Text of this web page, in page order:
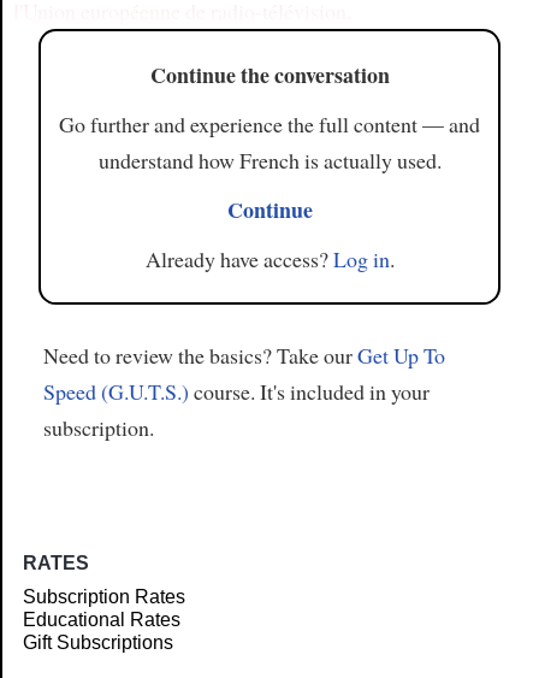
Continue the conversation
Go further and experience the full content — and
understand how French is actually used.
Continue
Already have access?Log in.
Need to review the basics? Take ourGet Up To
Speed (G.U.T.S.) course. It's included in your
subscription.
RATES
Subscription Rates
Educational Rates
Gift Subscriptions